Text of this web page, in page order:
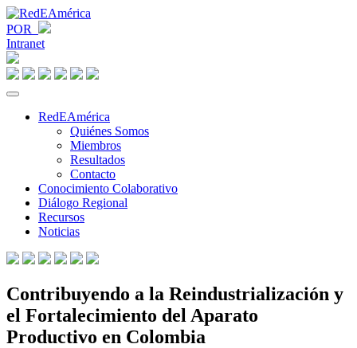
POR
Intranet
RedEAmérica
Quiénes Somos
Miembros
Resultados
Contacto
Conocimiento Colaborativo
Diálogo Regional
Recursos
Noticias
Contribuyendo a la Reindustrialización y
el Fortalecimiento del Aparato
Productivo en Colombia